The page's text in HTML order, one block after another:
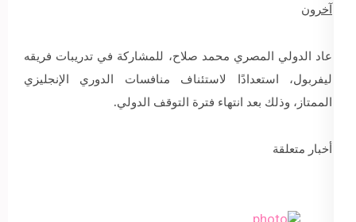
آخرون
عاد الدولي المصري محمد صلاح، للمشاركة في تدريبات فريقه
ليفربول، استعدادًا لاستئناف منافسات الدوري الإنجليزي
الممتاز، وذلك بعد انتهاء فترة التوقف الدولي.
أخبار متعلقة